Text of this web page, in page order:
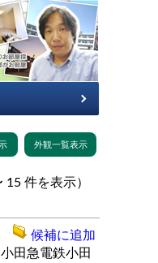
小田急電鉄小田
候補に追加